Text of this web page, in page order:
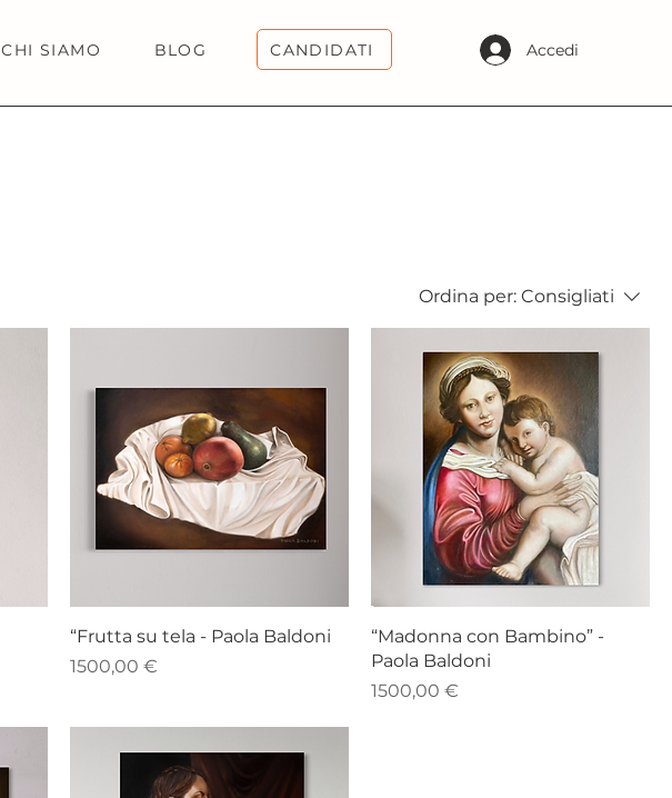
CHI SIAMO BLOG Accedi
CANDIDATI
Ordina per: Consigliati
“Frutta su tela - Paola Baldoni
Prezzo
1500,00 €
“Madonna con Bambino” -
Paola Baldoni
Prezzo
1500,00 €